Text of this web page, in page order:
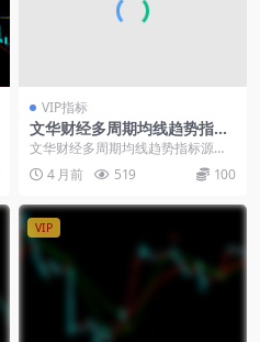
VIP指标
文华财经多周期均线趋势指标
源码-多空K变色
文华财经多周期均线趋势指标源码-
多空K变色： 均线系统的技术分析
辅助工具，以 7...
4 月前 519 100
VIP